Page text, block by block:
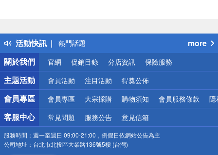
活動快訊
得獎公告
熱門話題
銀行優惠
偏遠地區配送
詐騙網頁！請小心！
more
關於我們
官網 促銷目錄 分店資訊 保險服務
主題活動 會員活動 注目活動 得獎公佈
會員專區 會員專區 大宗採購 購物須知 會員服務條款 隱
客服中心 常見問題 服務公告 意見信箱
服務時間： 週一至週日 09:00-21:00，例假日依網站公告為主
公司地址： 台北市北投區大業路136號5樓 (台灣)